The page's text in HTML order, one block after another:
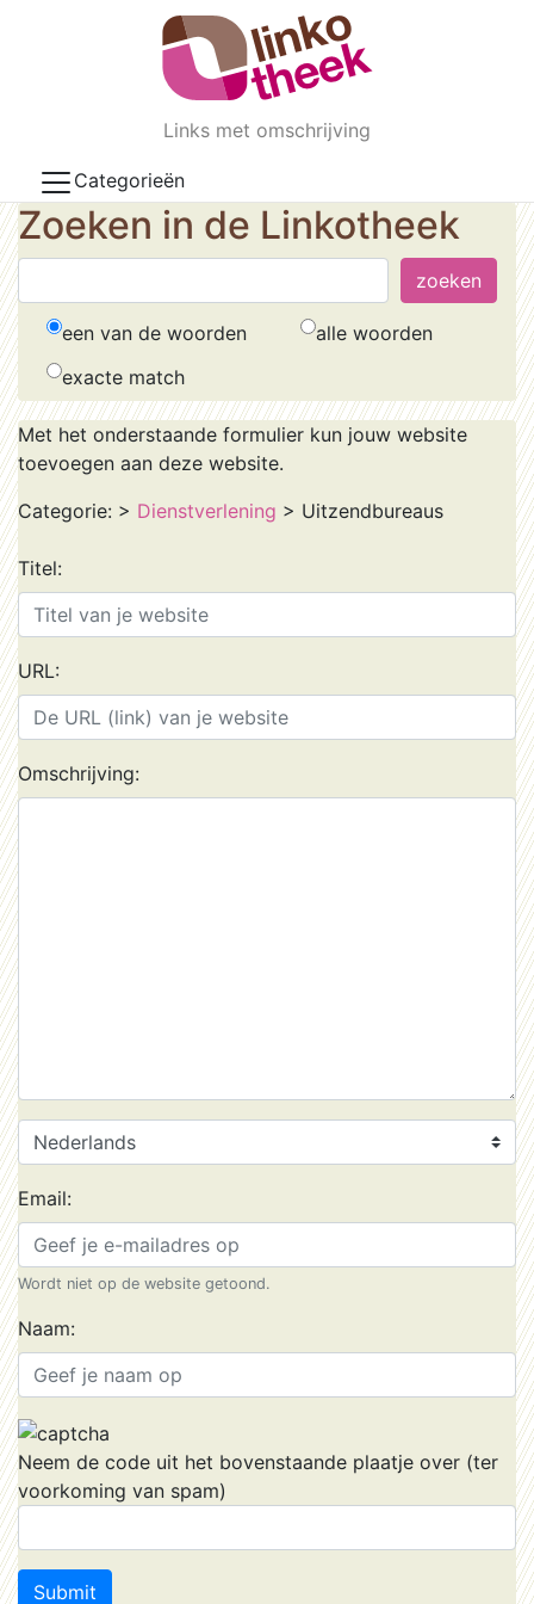
Skip to main content
Links met omschrijving
Categorieën
Zoeken in de Linkotheek
een van de woorden
alle woorden
exacte match
Met het onderstaande formulier kun jouw website
toevoegen aan deze website.
Categorie: > Dienstverlening > Uitzendbureaus
Titel:
URL:
Omschrijving:
Email:
Wordt niet op de website getoond.
Naam:
Neem de code uit het bovenstaande plaatje over (ter
voorkoming van spam)
Submit